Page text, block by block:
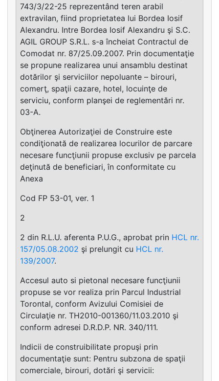
743/3/22-25 reprezentând teren arabil
extravilan, fiind proprietatea lui Bordea Iosif
Alexandru. Intre Bordea Iosif Alexandru şi S.C.
AGIL GROUP S.R.L. s-a încheiat Contractul de
Comodat nr. 87/25.09.2007. Prin documentaţie
se propune realizarea unui ansamblu destinat
dotărilor şi serviciilor nepoluante – birouri,
comerţ, spaţii cazare, hotel, locuinţe de
serviciu, conform planşei de reglementări nr.
03-A.
Obţinerea Autorizaţiei de Construire este
condiţionată de realizarea locurilor de parcare
necesare funcţiunii propuse exclusiv pe parcela
deţinută de beneficiari, în conformitate cu
Anexa
Cod FP 53-01, ver. 1
2
2 din R.L.U. aferenta P.U.G., aprobat prin HCL nr.
157/05.08.2002 şi prelungit cu HCL nr.
139/2007.
Accesul auto si pietonal necesare funcţiunii
propuse se vor realiza prin Parcul Industrial
Torontal, conform Avizului Comisiei de
Circulaţie nr. TH2010-001360/11.03.2010 şi
conform adresei D.R.D.P. NR. 340/111.
Indicii de construibilitate propuşi prin
documentaţie sunt: Pentru subzona de spaţii
comerciale, birouri, dotări şi servicii: